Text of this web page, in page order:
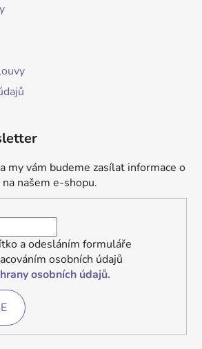
my vám budeme zasílat informace o
našem e-shopu.
a odesláním formuláře
osobních údajů
osobních údajů.